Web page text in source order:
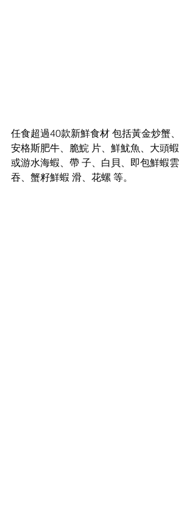
任食超過40款新鮮食材 包括黃金炒蟹、
安格斯肥牛、脆鯇 片、鮮魷魚、大頭蝦
或游水海蝦、帶 子、白貝、即包鮮蝦雲
吞、蟹籽鮮蝦 滑、花螺 等。